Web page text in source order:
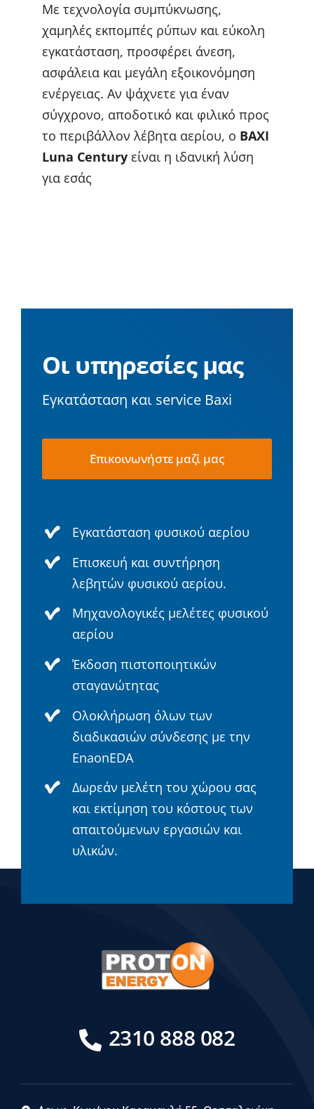
Με τεχνολογία συμπύκνωσης,
χαμηλές εκπομπές ρύπων και εύκολη
εγκατάσταση, προσφέρει άνεση,
ασφάλεια και μεγάλη εξοικονόμηση
ενέργειας. Αν ψάχνετε για έναν
σύγχρονο, αποδοτικό και φιλικό προς
το περιβάλλον λέβητα αερίου, ο BAXI
Luna Centuryείναι η ιδανική λύση
για εσάς
Οι υπηρεσίες μας
Εγκατάσταση και service Baxi
Επικοινωνήστε μαζί μας
Εγκατάσταση φυσικού αερίου
Επισκευή και συντήρηση
λεβητών φυσικού αερίου.
Μηχανολογικές μελέτες φυσικού
αερίου
Έκδοση πιστοποιητικών
σταγανώτητας
Ολοκλήρωση όλων των
διαδικασιών σύνδεσης με την
EnaonEDA
Δωρεάν μελέτη του χώρου σας
και εκτίμηση του κόστους των
απαιτούμενων εργασιών και
υλικών.
2310 888 082